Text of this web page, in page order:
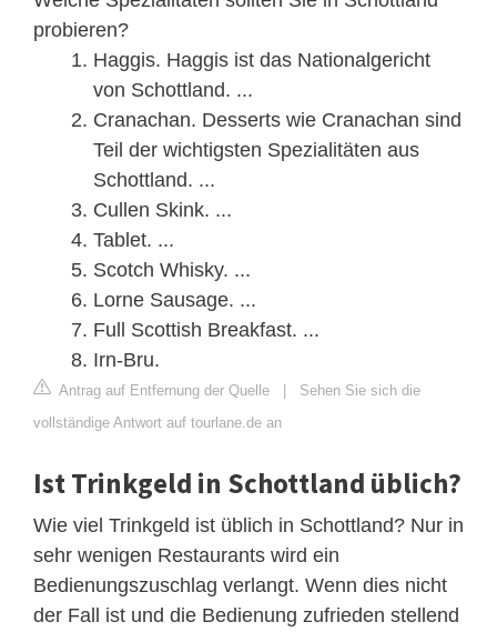
probieren?
Haggis. Haggis ist das Nationalgericht
von Schottland. ...
Cranachan. Desserts wie Cranachan sind
Teil der wichtigsten Spezialitäten aus
Schottland. ...
Cullen Skink. ...
Tablet. ...
Scotch Whisky. ...
Lorne Sausage. ...
Full Scottish Breakfast. ...
Irn-Bru.
Antrag auf Entfernung der Quelle | Sehen Sie sich die
vollständige Antwort auf tourlane.de an
Ist Trinkgeld in Schottland üblich?
Wie viel Trinkgeld ist üblich in Schottland? Nur in
sehr wenigen Restaurants wird ein
Bedienungszuschlag verlangt. Wenn dies nicht
der Fall ist und die Bedienung zufrieden stellend